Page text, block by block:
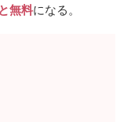
無料になる。